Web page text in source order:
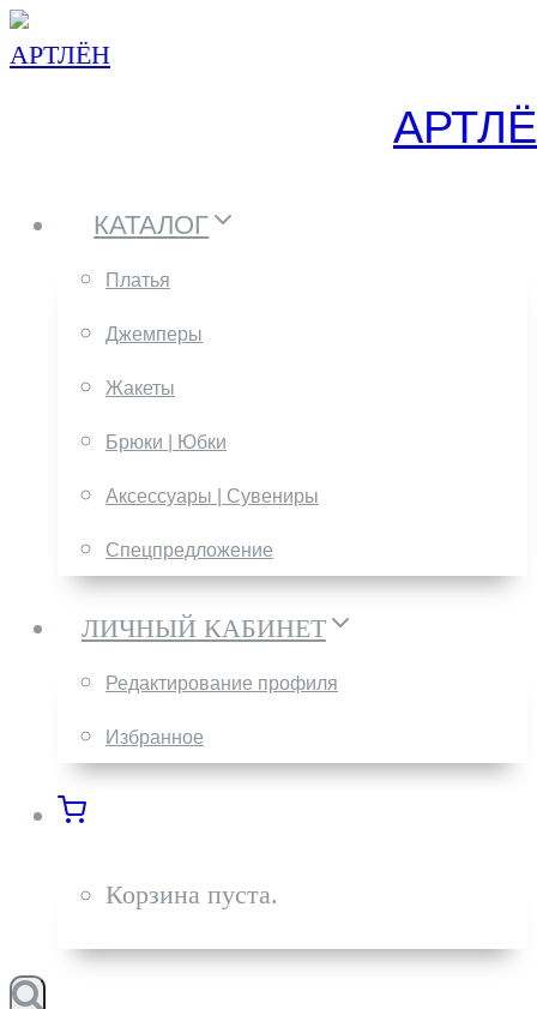
Перейти
КАТАЛОГ
Платья
Джемперы
Жакеты
Брюки | Юбки
Аксессуары | Сувениры
Спецпредложение
ЛИЧНЫЙ КАБИНЕТ
Редактирование профиля
Избранное
Корзина пуста.